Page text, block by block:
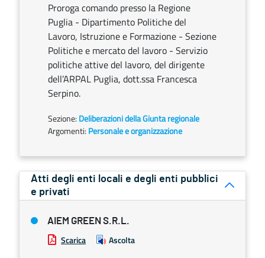
Proroga comando presso la Regione
Puglia - Dipartimento Politiche del
Lavoro, Istruzione e Formazione - Sezione
Politiche e mercato del lavoro - Servizio
politiche attive del lavoro, del dirigente
dell’ARPAL Puglia, dott.ssa Francesca
Serpino.
Sezione: Deliberazioni della Giunta regionale
Argomenti: Personale e organizzazione
Atti degli enti locali e degli enti pubblici
e privati
AIEM GREEN S.R.L.
Scarica Ascolta